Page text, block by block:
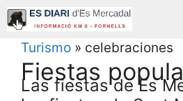
Saltar
al
contenido
Turismo » celebraciones
Fiestas
Las fiestas de Es